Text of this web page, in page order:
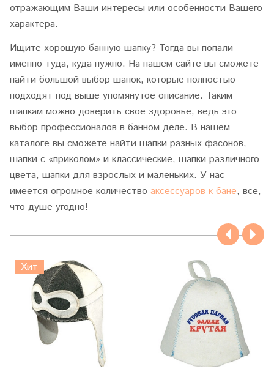
отражающим Ваши интересы или особенности Вашего
характера.
Ищите хорошую банную шапку? Тогда вы попали
именно туда, куда нужно. На нашем сайте вы сможете
найти большой выбор шапок, которые полностью
подходят под выше упомянутое описание. Таким
шапкам можно доверить свое здоровье, ведь это
выбор профессионалов в банном деле. В нашем
каталоге вы сможете найти шапки разных фасонов,
шапки с «приколом» и классические, шапки различного
цвета, шапки для взрослых и маленьких. У нас
имеется огромное количество аксессуаров к бане, все,
что душе угодно!
Хит